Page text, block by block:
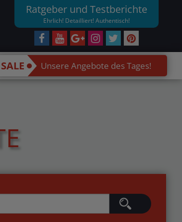
Ratgeber und Testberichte
Ehrlich! Detailliert! Authentisch!
SALE Unsere Angebote des Tages!